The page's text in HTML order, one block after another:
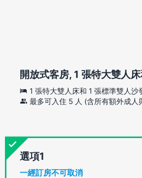
開放式客房, 1 張特大雙人
1 張特大雙人床和 1 張標準雙人沙
最多可入住 5 人 (含所有額外成人
選項
一經訂房不可取消